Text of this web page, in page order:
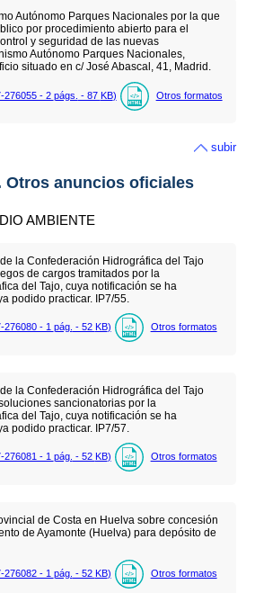
Autónomo Parques Nacionales por la que
por procedimiento abierto para el
y seguridad de las nuevas
Autónomo Parques Nacionales,
situado en c/ José Abascal, 41, Madrid.
276055 - 2 págs. - 87 KB) Otros formatos
subir
Otros anuncios oficiales
AMBIENTE
la Confederación Hidrográfica del Tajo
de cargos tramitados por la
del Tajo, cuya notificación se ha
podido practicar. IP7/55.
276080 - 1 pág. - 52 KB) Otros formatos
la Confederación Hidrográfica del Tajo
sancionatorias por la
del Tajo, cuya notificación se ha
podido practicar. IP7/57.
276081 - 1 pág. - 52 KB) Otros formatos
de Costa en Huelva sobre concesión
de Ayamonte (Huelva) para depósito de
276082 - 1 pág. - 52 KB) Otros formatos